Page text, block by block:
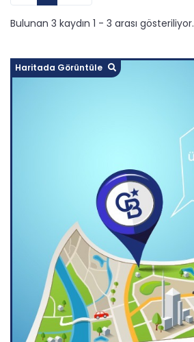
Bulunan 3 kaydın 1 - 3 arası gösteriliyor.
Haritada Görüntüle